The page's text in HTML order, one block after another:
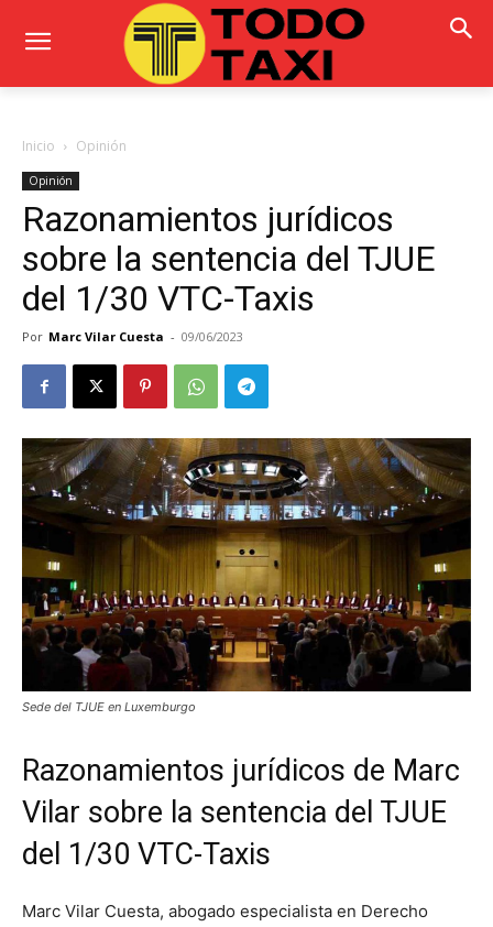
Inicio Opinión
Opinión
Razonamientos jurídicos
sobre la sentencia del TJUE
del 1/30 VTC-Taxis
Por Marc Vilar Cuesta - 09/06/2023
Sede del TJUE en Luxemburgo
Razonamientos jurídicos de Marc
Vilar sobre la sentencia del TJUE
del 1/30 VTC-Taxis
Marc Vilar Cuesta, abogado especialista en Derecho